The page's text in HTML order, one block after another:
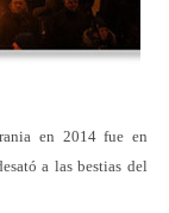
en 2014 fue en
a las bestias del